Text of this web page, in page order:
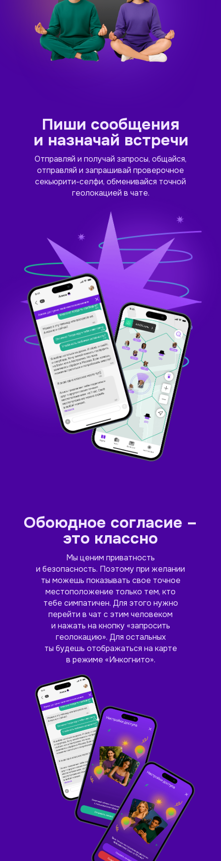
Отправляй и получай запросы, общайся,
отправляй и запрашивай проверочное
секьюрити-селфи, обменивайся точной
геолокацией в чате.
Пиши сообщения
и назначай встречи
Мы ценим приватность
и безопасность. Поэтому при желании
ты можешь показывать свое точное
местоположение только тем, кто
тебе симпатичен. Для этого нужно
перейти в чат с этим человеком
и нажать на кнопку «запросить
геолокацию». Для остальных
ты будешь отображаться на карте
в режиме «Инкогнито».
Обоюдное согласие –
это классно